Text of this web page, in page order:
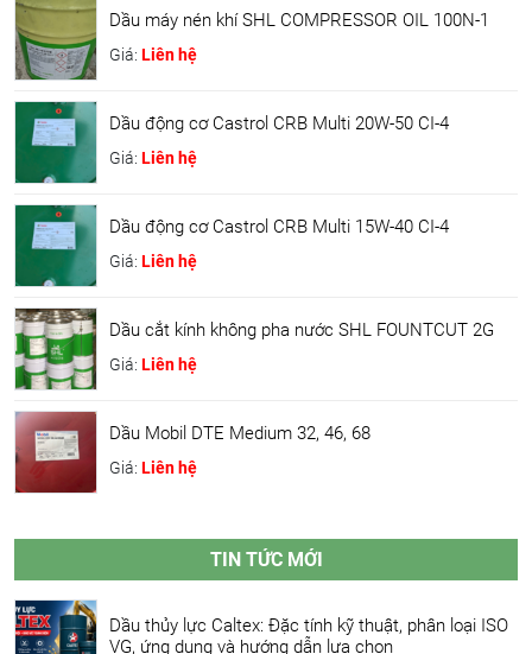
Dầu máy nén khí SHL COMPRESSOR OIL 100N-1
Giá: Liên hệ
Dầu động cơ Castrol CRB Multi 20W-50 CI-4
Giá: Liên hệ
Dầu động cơ Castrol CRB Multi 15W-40 CI-4
Giá: Liên hệ
Dầu cắt kính không pha nước SHL FOUNTCUT 2G
Giá: Liên hệ
Dầu Mobil DTE Medium 32, 46, 68
Giá: Liên hệ
TIN TỨC MỚI
Dầu thủy lực Caltex: Đặc tính kỹ thuật, phân loại ISO
VG, ứng dụng và hướng dẫn lựa chọn